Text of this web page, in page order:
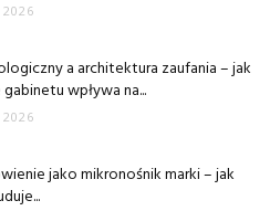
2026
a architektura zaufania – jak
wpływa na...
2026
jako mikronośnik marki – jak